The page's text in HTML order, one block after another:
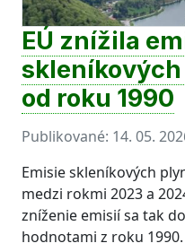
EÚ znížila
skleníkových
od roku 1990
Publikované: 14. 05.
Emisie skleníkových
medzi rokmi 2023 a
zníženie emisií sa tak
hodnotami z roku 1990.